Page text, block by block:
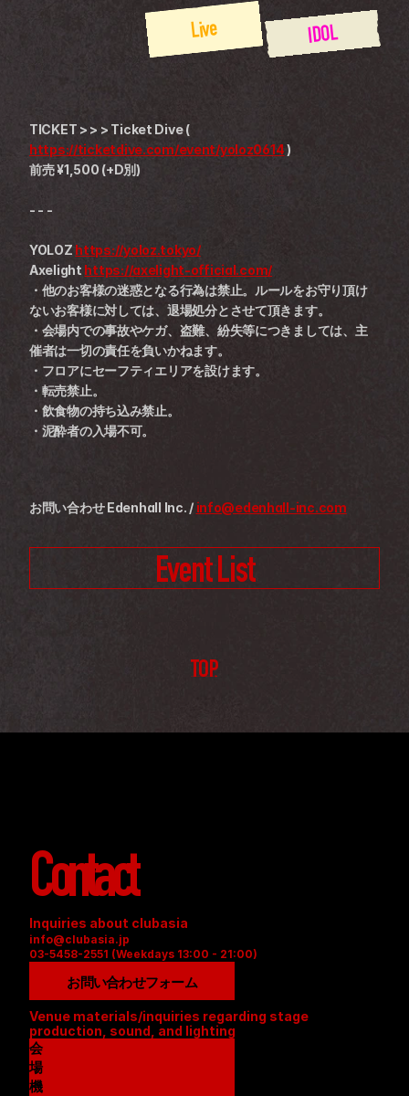
IDOL
Live
TICKET > > > Ticket Dive (
https://ticketdive.com/event/yoloz0614 )
前売 ¥1,500 (+D別)
- - -
YOLOZ https://yoloz.tokyo/
Axelight https://axelight-official.com/
・他のお客様の迷惑となる行為は禁止。ルールをお守り頂け
ないお客様に対しては、退場処分とさせて頂きます。
・会場内での事故やケガ、盗難、紛失等につきましては、主
催者は一切の責任を負いかねます。
・フロアにセーフティエリアを設けます。
・転売禁止。
・飲食物の持ち込み禁止。
・泥酔者の入場不可。
お問い合わせ Edenhall Inc. / info@edenhall-inc.com
Event List
TOP
Contact
Inquiries about clubasia
info@clubasia.jp
03-5458-2551 (Weekdays 13:00 - 21:00)
お問い合わせフォーム
Venue materials/inquiries regarding stage
production, sound, and lighting
会
場
資
機